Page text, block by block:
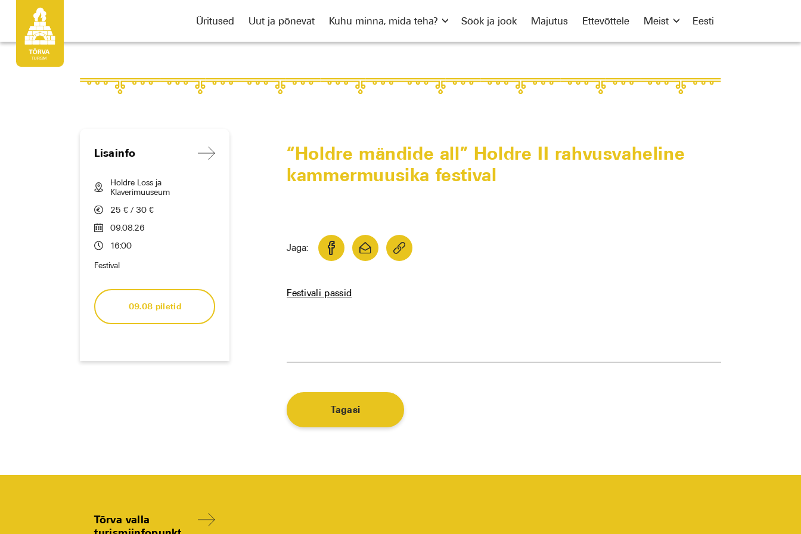
Üritused Uut ja põnevat Kuhu minna, mida teha? Söök ja jook Majutus Ettevõttele Meist Eesti
Lisainfo
Holdre Loss ja
Klaverimuuseum
25 € / 30 €
09.08.26
16:00
Festival
09.08 piletid
“Holdre mändide all” Holdre II rahvusvaheline
kammermuusika festival
Jaga:
Festivali passid
Tagasi
Tõrva valla